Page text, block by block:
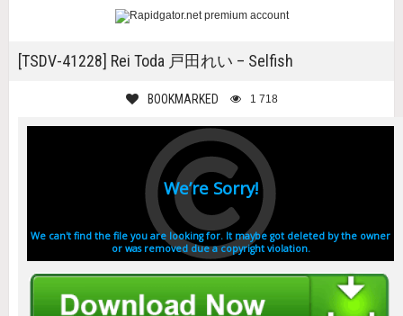
[TSDV-41228] Rei Toda 戸田れい – Selfish
BOOKMARKED 1 718